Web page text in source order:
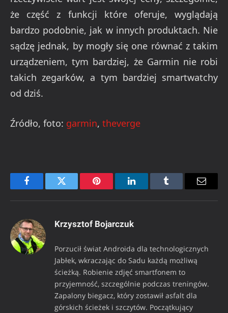
że część z funkcji które oferuje, wyglądają
bardzo podobnie, jak w innych produktach. Nie
sądzę jednak, by mogły się one równać z takim
urządzeniem, tym bardziej, że Garmin nie robi
takich zegarków, a tym bardziej smartwatchy
od dziś.
Źródło, foto: garmin, theverge
FacebookTwitter Pinterest LinkedInTumblr Email
Krzysztof Bojarczuk
Porzucił świat Androida dla technologicznych
Jabłek, wkraczając do Sadu każdą możliwą
ścieżką. Robienie zdjęć smartfonem to
przyjemność, szczególnie podczas treningów.
Zapalony biegacz, który zostawił asfalt dla
górskich ścieżek i szczytów. Początkujący